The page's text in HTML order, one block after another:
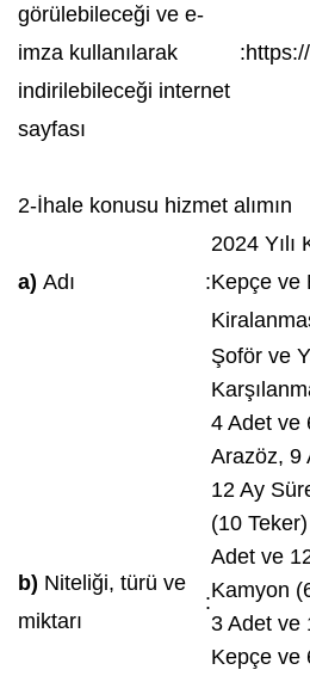
görülebileceği ve e-
imza kullanılarak
indirilebileceği internet
sayfası
:
2-İhale konusu hizmet alımın
a) Adı :
2024 Yılı
Kepçe ve
b) Niteliği, türü ve
miktarı
:
Şoför ve
4 Adet ve
Arazöz, 9
12 Ay
(10
Adet ve
Kamyon
3 Adet ve
Kepçe ve